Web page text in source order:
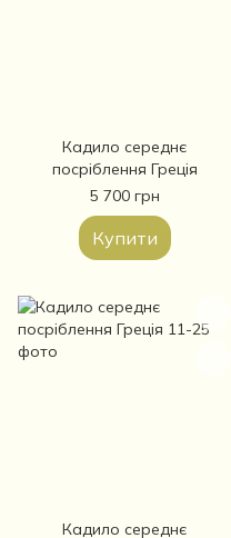
Кадило середнє
посріблення Греція
5 700 грн
Купити
Кадило середнє